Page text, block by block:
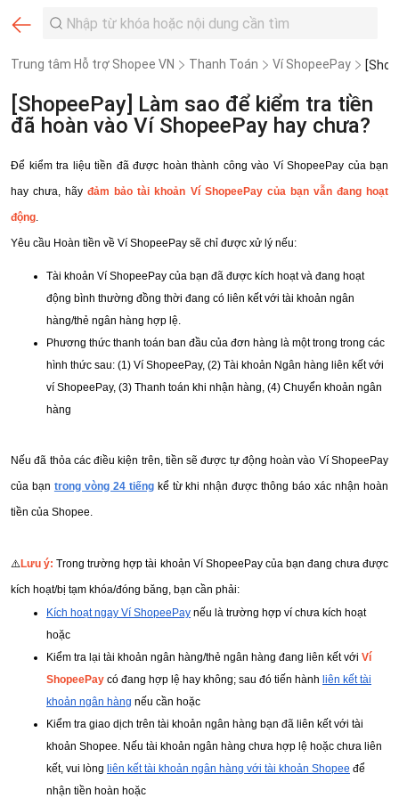
Trung tâm Hỗ trợ Shopee VN Thanh Toán Ví ShopeePay
[ShopeePay] Làm sao để kiểm tra tiền
đã hoàn vào Ví ShopeePay hay chưa?
Để kiểm tra liệu tiền đã được hoàn thành công vào Ví ShopeePay của bạn
hay chưa, hãyđảm bảo tài khoản Ví ShopeePay của bạn vẫn đang hoạt
động.
Yêu cầu Hoàn tiền về Ví ShopeePay sẽ chỉ được xử lý nếu:
Tài khoản Ví ShopeePay của bạn đã được kích hoạt và đang hoạt
động bình thường đồng thời đang có liên kết với tài khoản ngân
hàng/thẻ ngân hàng hợp lệ.
Phương thức thanh toán ban đầu của đơn hàng là một trong trong các
hình thức sau: (1) Ví ShopeePay, (2) Tài khoản Ngân hàng liên kết với
ví ShopeePay, (3) Thanh toán khi nhận hàng, (4) Chuyển khoản ngân
hàng
Nếu đã thỏa các điều kiện trên, tiền sẽ được tự động hoàn vào Ví ShopeePay
của bạn trong vòng 24 tiếngkể từ khi nhận được thông báo xác nhận hoàn
tiền của Shopee.
⚠️Lưu ý: Trong trường hợp tài khoản Ví ShopeePay của bạn đang chưa được
kích hoạt/bị tạm khóa/đóng băng, bạn cần phải:
Kích hoạt ngay Ví ShopeePay nếu là trường hợp ví chưa kích hoạt
hoặc
Kiểm tra lại tài khoản ngân hàng/thẻ ngân hàng đang liên kết với Ví
ShopeePay có đang hợp lệ hay không; sau đó tiến hành liên kết tài
khoản ngân hàng nếu cần hoặc
Kiểm tra giao dịch trên tài khoản ngân hàng bạn đã liên kết với tài
khoản Shopee. Nếu tài khoản ngân hàng chưa hợp lệ hoặc chưa liên
kết, vui lòng liên kết tài khoản ngân hàng với tài khoản Shopee để
nhận tiền hoàn hoặc